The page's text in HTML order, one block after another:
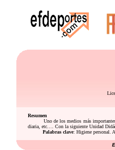
Resumen
Uno de los medios más
diaria, etc.… Con la siguiente Unidad
Palabras clave: Higiene personal.